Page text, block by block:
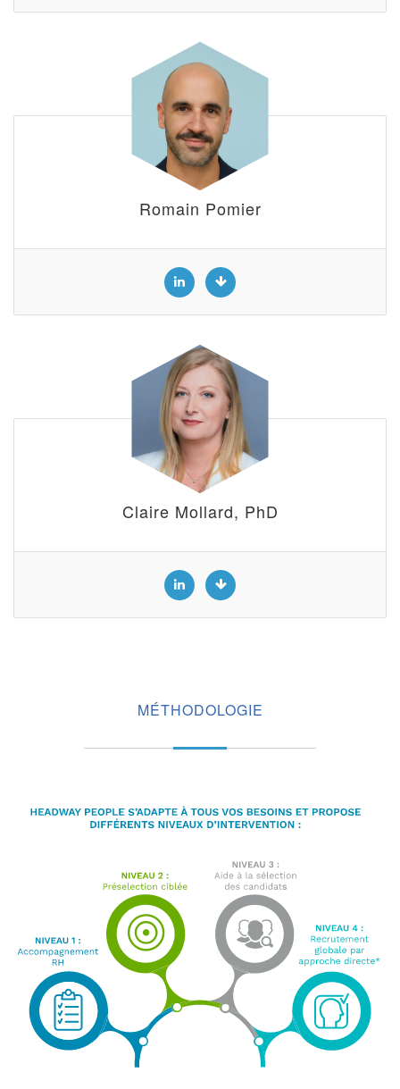
Romain Pomier
Claire Mollard, PhD
MÉTHODOLOGIE